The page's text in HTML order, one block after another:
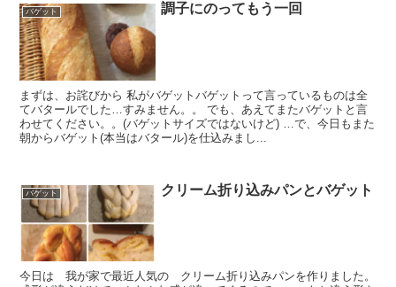
バゲット 調子にのってもう一回
まずは、お詫びから 私がバゲットバゲットって言っているものは全
てバタールでした…すみません。。 でも、あえてまたバゲットと言
わせてください。。(バゲットサイズではないけど) …で、今日もまた
朝からバゲット(本当はバタール)を仕込みまし...
バゲット クリーム折り込みパンとバゲット
今日は 我が家で最近人気の クリーム折り込みパンを作りました。